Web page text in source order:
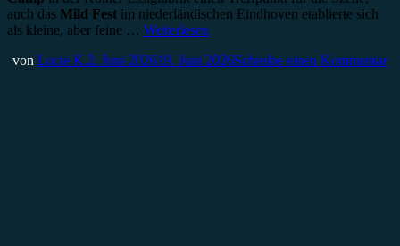
auch das Mild Fest im niederländischen Eindhoven etablierte sich
als kleine, aber feine … Weiterlesen
von Lucie K.2. Juni 202619. Juni 2026Schreibe einen Kommentar